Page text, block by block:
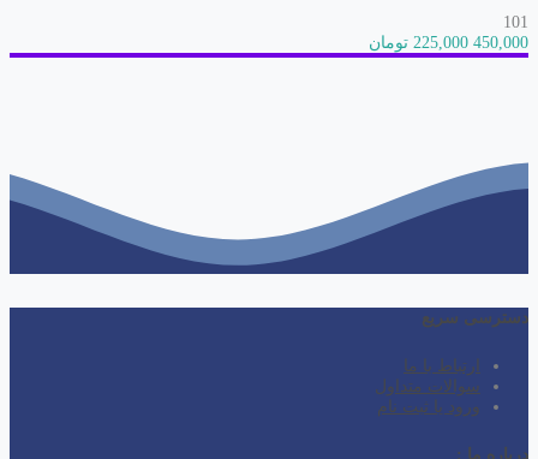
101
450,000 225,000 تومان
دسترسی سریع
ارتباط با ما
سوالات متداول
ورود یا ثبت نام
درباره ما :